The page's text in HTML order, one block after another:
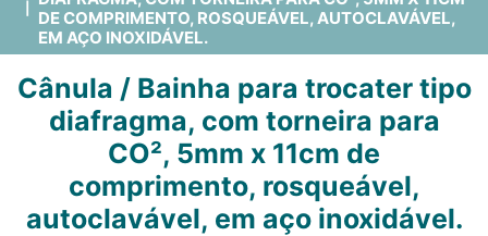
DE COMPRIMENTO, ROSQUEÁVEL, AUTOCLAVÁVEL,
EM AÇO INOXIDÁVEL.
Cânula / Bainha para trocater tipo
diafragma, com torneira para
CO², 5mm x 11cm de
comprimento, rosqueável,
autoclavável, em aço inoxidável.